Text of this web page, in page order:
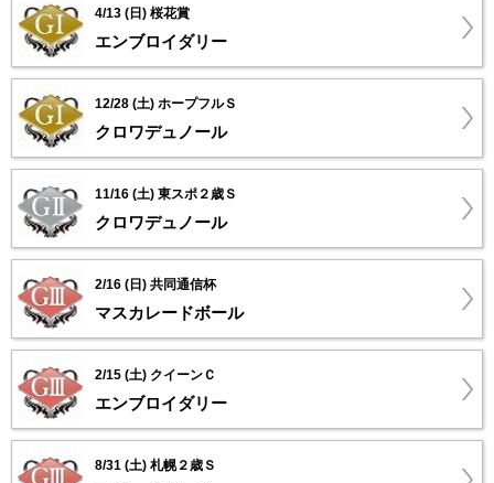
4/13 (日) 桜花賞
エンブロイダリー
12/28 (土) ホープフルＳ
クロワデュノール
11/16 (土) 東スポ２歳Ｓ
クロワデュノール
2/16 (日) 共同通信杯
マスカレードボール
2/15 (土) クイーンＣ
エンブロイダリー
8/31 (土) 札幌２歳Ｓ